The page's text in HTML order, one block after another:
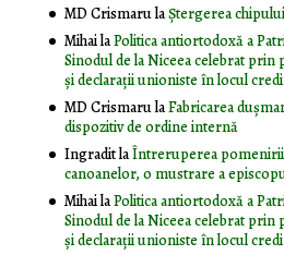
MD CrismarulaŞtergerea
MihailaPolitica antiortodoxă a
Sinodul de la Niceea celebrat
și declarații unioniste în locul
MD CrismarulaFabricarea
dispozitiv de ordine internă
IngraditlaÎntreruperea
canoanelor, o mustrare a
MihailaPolitica antiortodoxă a
Sinodul de la Niceea celebrat
și declarații unioniste în locul